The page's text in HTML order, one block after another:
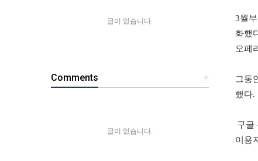
3월
화했
오페
그동
했다.
구글
이용
글이 없습니다.
+
Comments
글이 없습니다.